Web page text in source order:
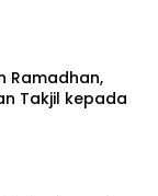
Ramadhan,
Takjil kepada